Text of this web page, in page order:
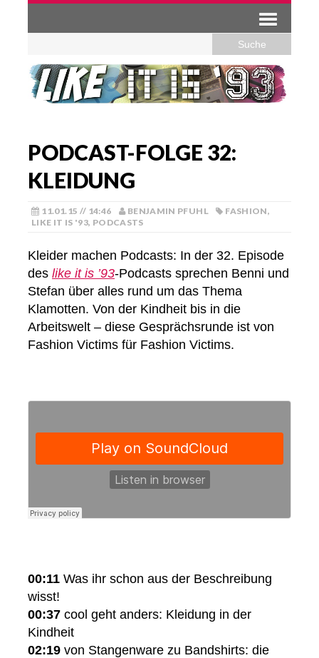
PODCAST-FOLGE 32:
KLEIDUNG
11.01.15 // 14:46 BENJAMIN PFUHL FASHION,
LIKE IT IS '93, PODCASTS
Kleider machen Podcasts: In der 32. Episode
des like it is ’93-Podcasts sprechen Benni und
Stefan über alles rund um das Thema
Klamotten. Von der Kindheit bis in die
Arbeitswelt – diese Gesprächsrunde ist von
Fashion Victims für Fashion Victims.
00:11 Was ihr schon aus der Beschreibung
wisst!
00:37 cool geht anders: Kleidung in der
Kindheit
02:19 von Stangenware zu Bandshirts: die